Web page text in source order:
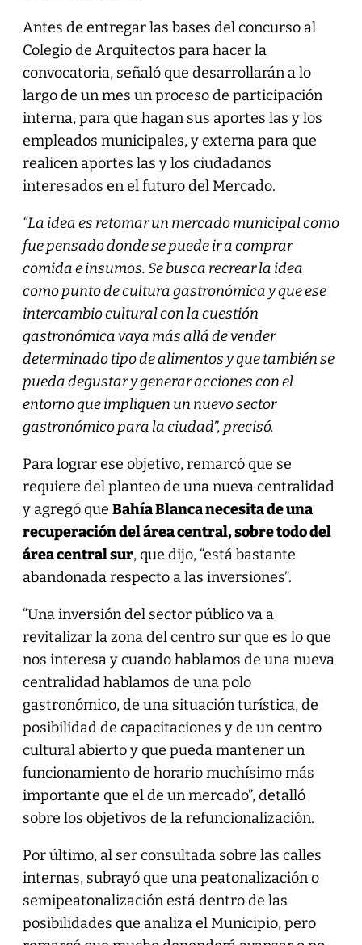
Antes de entregar las bases del concurso al
Colegio de Arquitectos para hacer la
convocatoria, señaló que desarrollarán a lo
largo de un mes un proceso de participación
interna, para que hagan sus aportes las y los
empleados municipales, y externa para que
realicen aportes las y los ciudadanos
interesados en el futuro del Mercado.
“La idea es retomar un mercado municipal como
fue pensado donde se puede ir a comprar
comida e insumos. Se busca recrear la idea
como punto de cultura gastronómica y que ese
intercambio cultural con la cuestión
gastronómica vaya más allá de vender
determinado tipo de alimentos y que también se
pueda degustar y generar acciones con el
entorno que impliquen un nuevo sector
gastronómico para la ciudad”, precisó.
Para lograr ese objetivo, remarcó que se
requiere del planteo de una nueva centralidad
y agregó que Bahía Blanca necesita de una
recuperación del área central, sobre todo del
área central sur, que dijo, “está bastante
abandonada respecto a las inversiones”.
“Una inversión del sector público va a
revitalizar la zona del centro sur que es lo que
nos interesa y cuando hablamos de una nueva
centralidad hablamos de una polo
gastronómico, de una situación turística, de
posibilidad de capacitaciones y de un centro
cultural abierto y que pueda mantener un
funcionamiento de horario muchísimo más
importante que el de un mercado”, detalló
sobre los objetivos de la refuncionalización.
Por último, al ser consultada sobre las calles
internas, subrayó que una peatonalización o
semipeatonalización está dentro de las
posibilidades que analiza el Municipio, pero